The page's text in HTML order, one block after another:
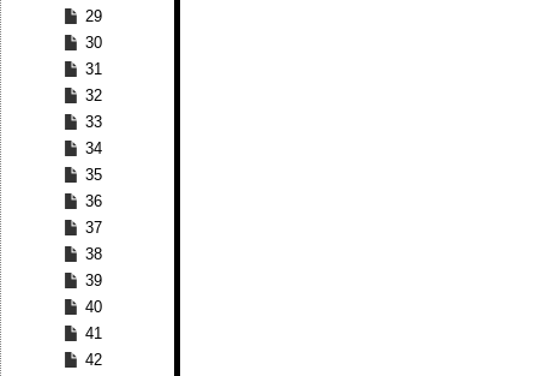
29
30
31
32
33
34
35
36
37
38
39
40
41
42